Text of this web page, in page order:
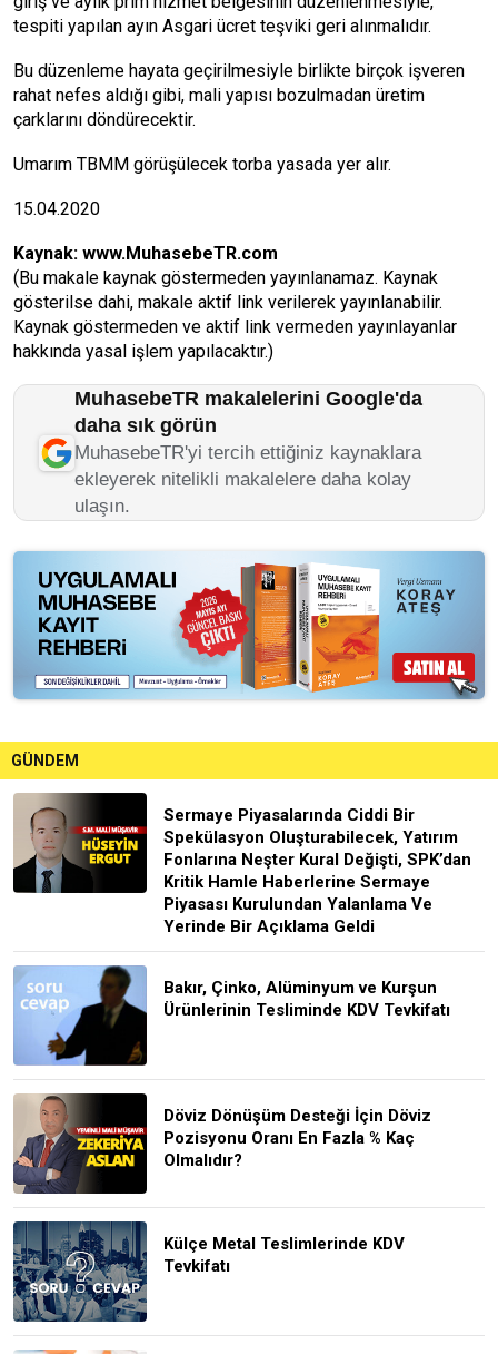
tespiti yapılan ayın Asgari ücret teşviki geri alınmalıdır.
Bu düzenleme hayata geçirilmesiyle birlikte birçok işveren
rahat nefes aldığı gibi, mali yapısı bozulmadan üretim
çarklarını döndürecektir.
Umarım TBMM görüşülecek torba yasada yer alır.
15.04.2020
Kaynak: www.MuhasebeTR.com
(Bu makale kaynak göstermeden yayınlanamaz. Kaynak
gösterilse dahi, makale aktif link verilerek yayınlanabilir.
Kaynak göstermeden ve aktif link vermeden yayınlayanlar
hakkında yasal işlem yapılacaktır.)
MuhasebeTR makalelerini Google'da
daha sık görün
MuhasebeTR'yi tercih ettiğiniz kaynaklara
ekleyerek nitelikli makalelere daha kolay
ulaşın.
GÜNDEM
Sermaye Piyasalarında Ciddi Bir
Spekülasyon Oluşturabilecek, Yatırım
Fonlarına Neşter Kural Değişti, SPK’dan
Kritik Hamle Haberlerine Sermaye
Piyasası Kurulundan Yalanlama Ve
Yerinde Bir Açıklama Geldi
Bakır, Çinko, Alüminyum ve Kurşun
Ürünlerinin Tesliminde KDV Tevkifatı
Döviz Dönüşüm Desteği İçin Döviz
Pozisyonu Oranı En Fazla % Kaç
Olmalıdır?
Külçe Metal Teslimlerinde KDV
Tevkifatı